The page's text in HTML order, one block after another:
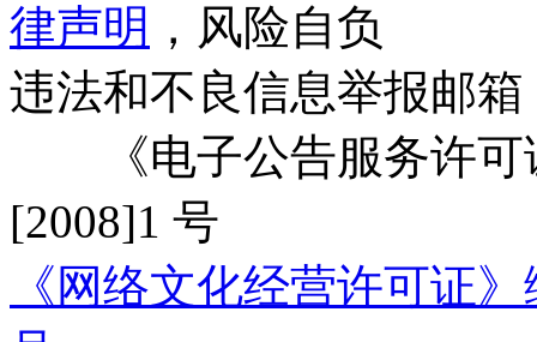
律声明 ，风险自负
违法和不良信息举报邮箱
《电子公告服务许可
[2008]1 号
《网络文化经营许可证